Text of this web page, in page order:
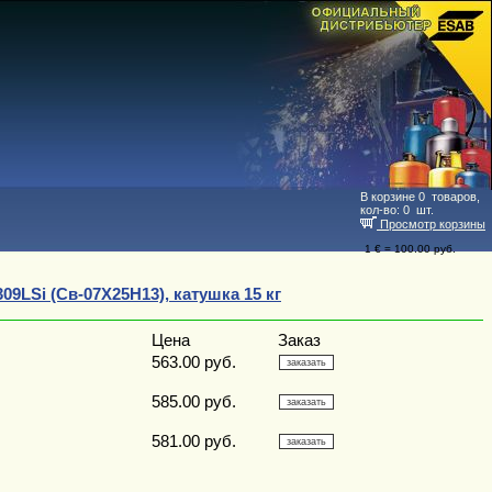
В корзине 0 товаров,
кол-во: 0 шт.
Просмотр корзины
1 € = 100.00 руб.
(Св-07Х25Н13), катушка 15 кг
Цена
Заказ
563.00 руб.
585.00 руб.
581.00 руб.